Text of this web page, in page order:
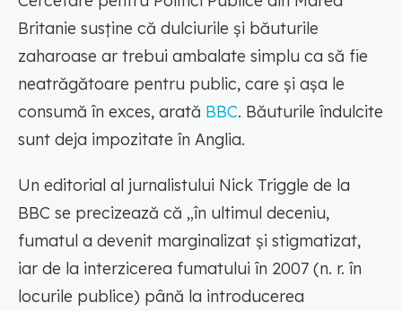
Britanie susține că dulciurile și băuturile
zaharoase ar trebui ambalate simplu ca să fie
neatrăgătoare pentru public, care și așa le
consumă în exces, arată BBC. Băuturile îndulcite
sunt deja impozitate în Anglia.
Un editorial al jurnalistului Nick Triggle de la
BBC se precizează că „în ultimul deceniu,
fumatul a devenit marginalizat și stigmatizat,
iar de la interzicerea fumatului în 2007 (n. r. în
locurile publice) până la introducerea